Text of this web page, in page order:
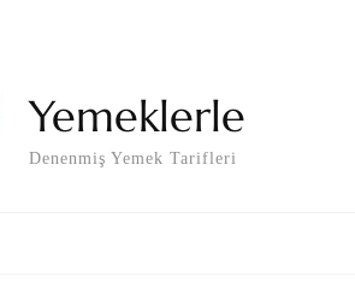
Yemeklerle
Denenmiş Yemek Tarifleri